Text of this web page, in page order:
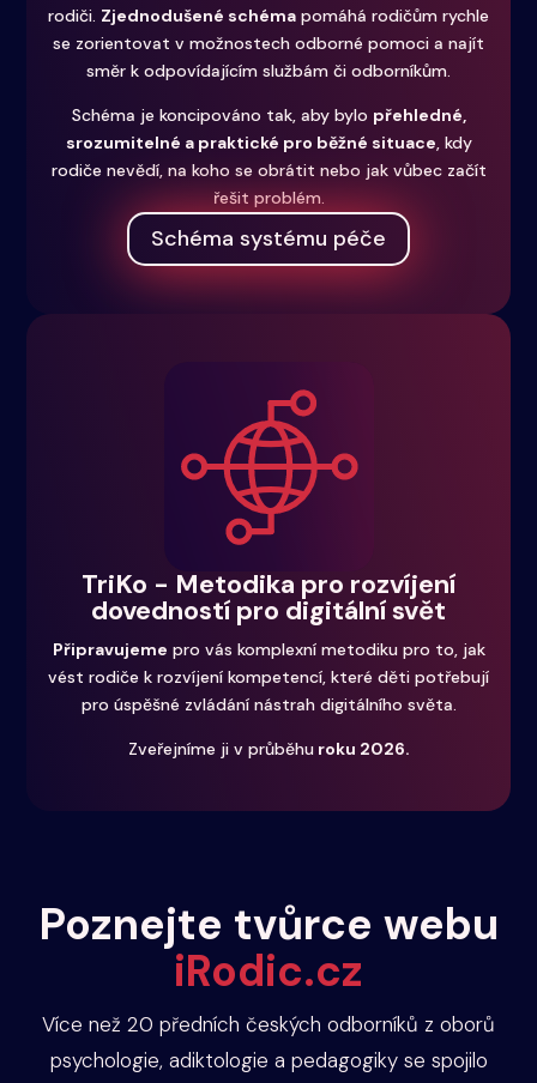
rodiči. Zjednodušené schéma pomáhá rodičům rychle
se zorientovat v možnostech odborné pomoci a najít
směr k odpovídajícím službám či odborníkům.
Schéma je koncipováno tak, aby bylo přehledné,
srozumitelné a praktické pro běžné situace, kdy
rodiče nevědí, na koho se obrátit nebo jak vůbec začít
řešit problém.
Schéma systému péče
TriKo - Metodika pro rozvíjení
dovedností pro digitální svět
Připravujeme pro vás komplexní metodiku pro to, jak
vést rodiče k rozvíjení kompetencí, které děti potřebují
pro úspěšné zvládání nástrah digitálního světa.
Zveřejníme ji v průběhuroku 2026.
Poznejte tvůrce webu
iRodic.cz
Více než 20 předních českých odborníků z oborů
psychologie, adiktologie a pedagogiky se spojilo